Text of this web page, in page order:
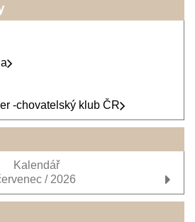
-chovatelský klub ČR
Kalendář
/ 2026